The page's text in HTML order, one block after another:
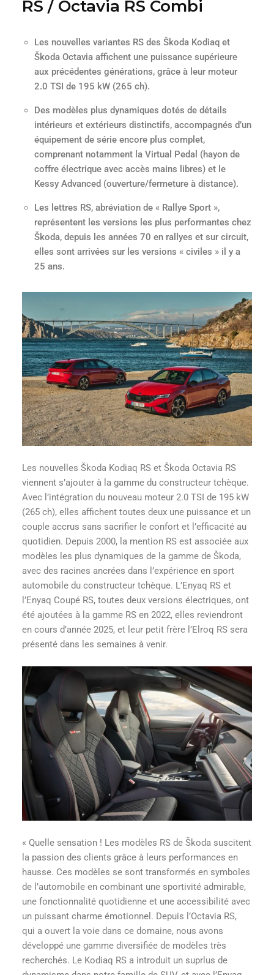
RS / Octavia RS Combi
Les nouvelles variantes RS des Škoda Kodiaq et
Škoda Octavia affichent une puissance supérieure
aux précédentes générations, grâce à leur moteur
2.0 TSI de 195 kW (265 ch).
Des modèles plus dynamiques dotés de détails
intérieurs et extérieurs distinctifs, accompagnés d’un
équipement de série encore plus complet,
comprenant notamment la Virtual Pedal (hayon de
coffre électrique avec accès mains libres) et le
Kessy Advanced (ouverture/fermeture à distance).
Les lettres RS, abréviation de « Rallye Sport »,
représentent les versions les plus performantes chez
Škoda, depuis les années 70 en rallyes et sur circuit,
elles sont arrivées sur les versions « civiles » il y a
25 ans.
Les nouvelles Škoda Kodiaq RS et Škoda Octavia RS
viennent s’ajouter à la gamme du constructeur tchèque.
Avec l’intégration du nouveau moteur 2.0 TSI de 195 kW
(265 ch), elles affichent toutes deux une puissance et un
couple accrus sans sacrifier le confort et l’efficacité au
quotidien. Depuis 2000, la mention RS est associée aux
modèles les plus dynamiques de la gamme de Škoda,
avec des racines ancrées dans l’expérience en sport
automobile du constructeur tchèque. L’Enyaq RS et
l’Enyaq Coupé RS, toutes deux versions électriques, ont
été ajoutées à la gamme RS en 2022, elles reviendront
en cours d’année 2025, et leur petit frère l’Elroq RS sera
présenté dans les semaines à venir.
« Quelle sensation ! Les modèles RS de Škoda suscitent
la passion des clients grâce à leurs performances en
hausse. Ces modèles se sont transformés en symboles
de l’automobile en combinant une sportivité admirable,
une fonctionnalité quotidienne et une accessibilité avec
un puissant charme émotionnel. Depuis l’Octavia RS,
qui a ouvert la voie dans ce domaine, nous avons
développé une gamme diversifiée de modèles très
recherchés. Le Kodiaq RS a introduit un suprlus de